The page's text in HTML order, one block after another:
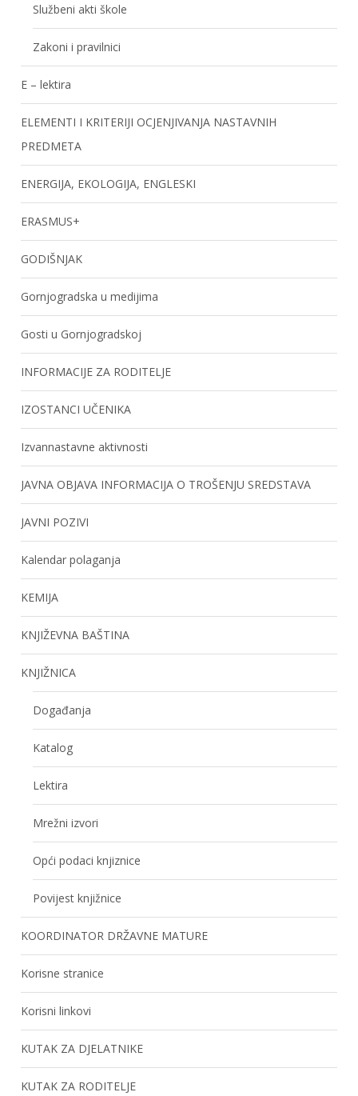
Službeni akti škole
Zakoni i pravilnici
E – lektira
ELEMENTI I KRITERIJI OCJENJIVANJA NASTAVNIH
PREDMETA
ENERGIJA, EKOLOGIJA, ENGLESKI
ERASMUS+
GODIŠNJAK
Gornjogradska u medijima
Gosti u Gornjogradskoj
INFORMACIJE ZA RODITELJE
IZOSTANCI UČENIKA
Izvannastavne aktivnosti
JAVNA OBJAVA INFORMACIJA O TROŠENJU SREDSTAVA
JAVNI POZIVI
Kalendar polaganja
KEMIJA
KNJIŽEVNA BAŠTINA
KNJIŽNICA
Događanja
Katalog
Lektira
Mrežni izvori
Opći podaci knjiznice
Povijest knjižnice
KOORDINATOR DRŽAVNE MATURE
Korisne stranice
Korisni linkovi
KUTAK ZA DJELATNIKE
KUTAK ZA RODITELJE